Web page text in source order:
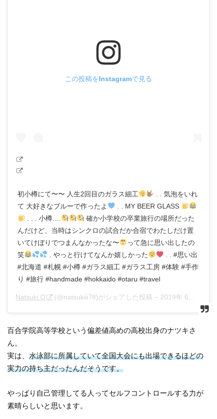
この投稿をInstagramで見る
初小樽にて〜〜 人生2回目のガラス細工
. . 気泡をいれ
て 大好きなブルーで作ったよ
. . MY BEER GLASS
. . . 小樽….
確か小学校の卒業旅行の場所だった
んだけど、当時はシンクロの試合だか合宿でわたしだけ置
いてけぼりでつまんなかったな〜
って急に思い出したの
笑
. やっと行けてなんか嬉しかった
. . #思い出
#北海道 #札幌 #小樽 #ガラス細工 #ガラス工房 #体験 #手作
り #旅行 #handmade #hokkaido #otaru #travel
Natsuki.O (@natsukiii78)がシェアした投稿 – 2019年 6月月4日午後7時02分PDT
百合学院高等学校という偏差値高めの高校出身のナツキさ
ん。
実は、水泳部に所属していて全国大会にも出場できるほどの
実力の持ち主だったんだそうです。
やっぱり自己管理してる人ってセルフコントロールする力が
素晴らしいと思います。